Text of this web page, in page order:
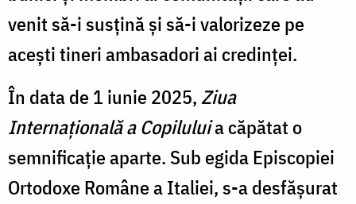
venit să-i susțină și să-i valorizeze pe
acești tineri ambasadori ai credinței.
În data de 1 iunie 2025, Ziua
Internațională a Copiluluia căpătat o
semnificație aparte. Sub egida Episcopiei
Ortodoxe Române a Italiei, s-a desfășurat